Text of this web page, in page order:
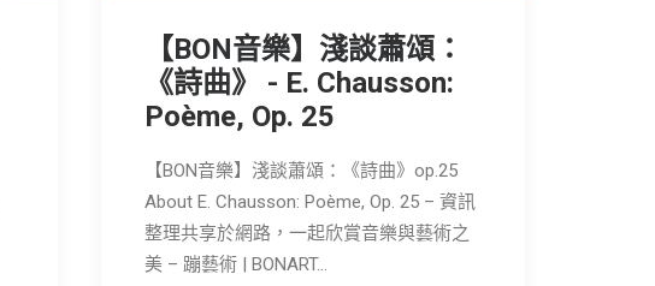
【BON音樂】淺談蕭頌：
《詩曲》 - E. Chausson:
Poème, Op. 25
【BON音樂】淺談蕭頌：《詩曲》op.25
About E. Chausson: Poème, Op. 25 – 資訊
整理共享於網路，一起欣賞音樂與藝術之
美 – 蹦藝術 | BONART…